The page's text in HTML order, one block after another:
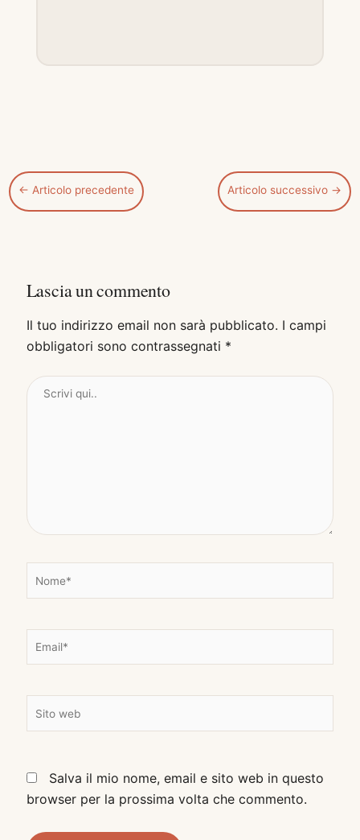
← Articolo precedente Articolo successivo →
Lascia un commento
Il tuo indirizzo email non sarà pubblicato. I campi
obbligatori sono contrassegnati *
Scrivi
e
i
e
Salva il mio nome, email e sito web in questo
browser per la prossima volta che commento.